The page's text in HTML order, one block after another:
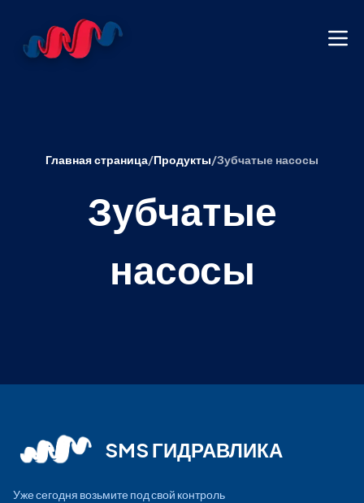
Главная страница/Продукты/Зубчатые насосы
Зубчатые
насосы
SMS ГИДРАВЛИКА
Уже сегодня возьмите под свой контроль